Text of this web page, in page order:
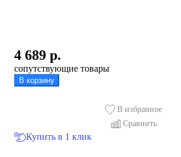
4 689 р.
сопутствующие товары
В корзину
В избранное
Сравнить
Купить в 1 клик